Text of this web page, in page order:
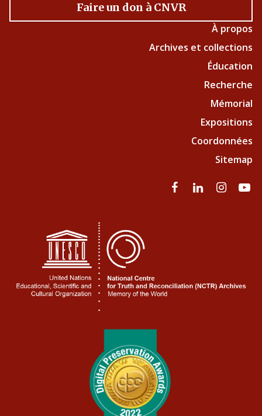
Faire un don à CNVR
À propos
Archives et collections
Éducation
Recherche
Mémorial
Expositions
Coordonnées
Sitemap